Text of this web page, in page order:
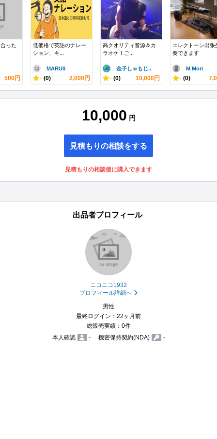
った
500円
低価格で英語のナレー
ション、キ...
MARU0
- (0) 2,000円
高クオリティ音源＆カ
ラオケ！ご...
金子しゃもじ..
- (0) 10,000円
エレクトーン出張
奏できます
M Mori
- (0)
10,000 円
見積もりの相談をする
見積もりの相談後に購入できます
出品者プロフィール
ニコニコ1932
プロフィール詳細へ
男性
最終ログイン：22ヶ月前
総販売実績：0件
本人確認
- 機密保持契約(NDA) -